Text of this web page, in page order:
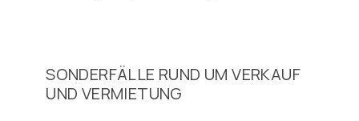
SONDERFÄLLE RUND UM VERKAUF
UND VERMIETUNG